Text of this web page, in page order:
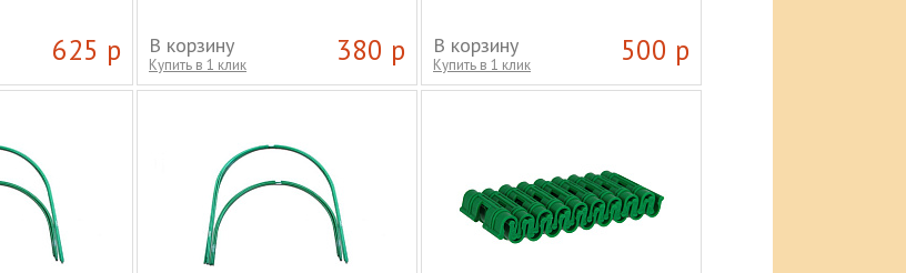
625 р 380 р
В корзину
Купить в 1 клик 500 р
В корзину
Купить в 1 клик